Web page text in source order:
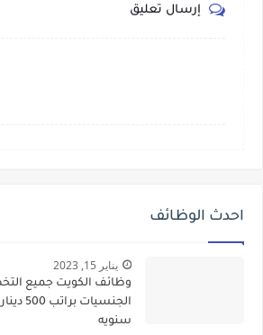
إرسال تعليق
احدث الوظائف
يناير 15, 2023
وظائف الكويت جميع
سنويه